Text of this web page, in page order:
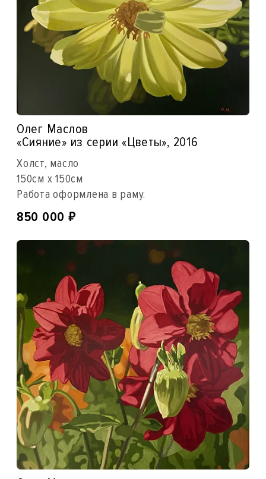
Олег Маслов
«Сияние» из серии «Цветы», 2016
Холст, масло
150см x 150см
Работа оформлена в раму.
850 000 ₽